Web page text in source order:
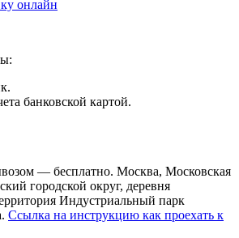
онлайн
банковской картой.
— бесплатно. Москва, Московская
городской округ, деревня
Индустриальный парк
Ссылка на инструкцию как проехать к